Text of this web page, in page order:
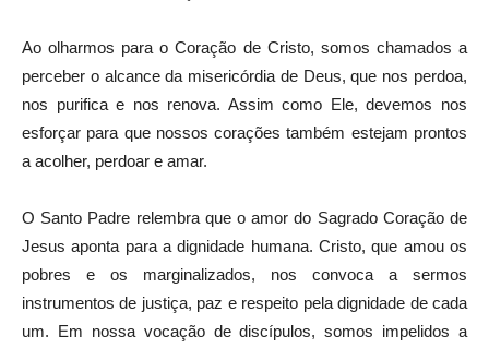
Ao olharmos para o Coração de Cristo, somos chamados a
perceber o alcance da misericórdia de Deus, que nos perdoa,
nos purifica e nos renova. Assim como Ele, devemos nos
esforçar para que nossos corações também estejam prontos
a acolher, perdoar e amar.
O Santo Padre relembra que o amor do Sagrado Coração de
Jesus aponta para a dignidade humana. Cristo, que amou os
pobres e os marginalizados, nos convoca a sermos
instrumentos de justiça, paz e respeito pela dignidade de cada
um. Em nossa vocação de discípulos, somos impelidos a